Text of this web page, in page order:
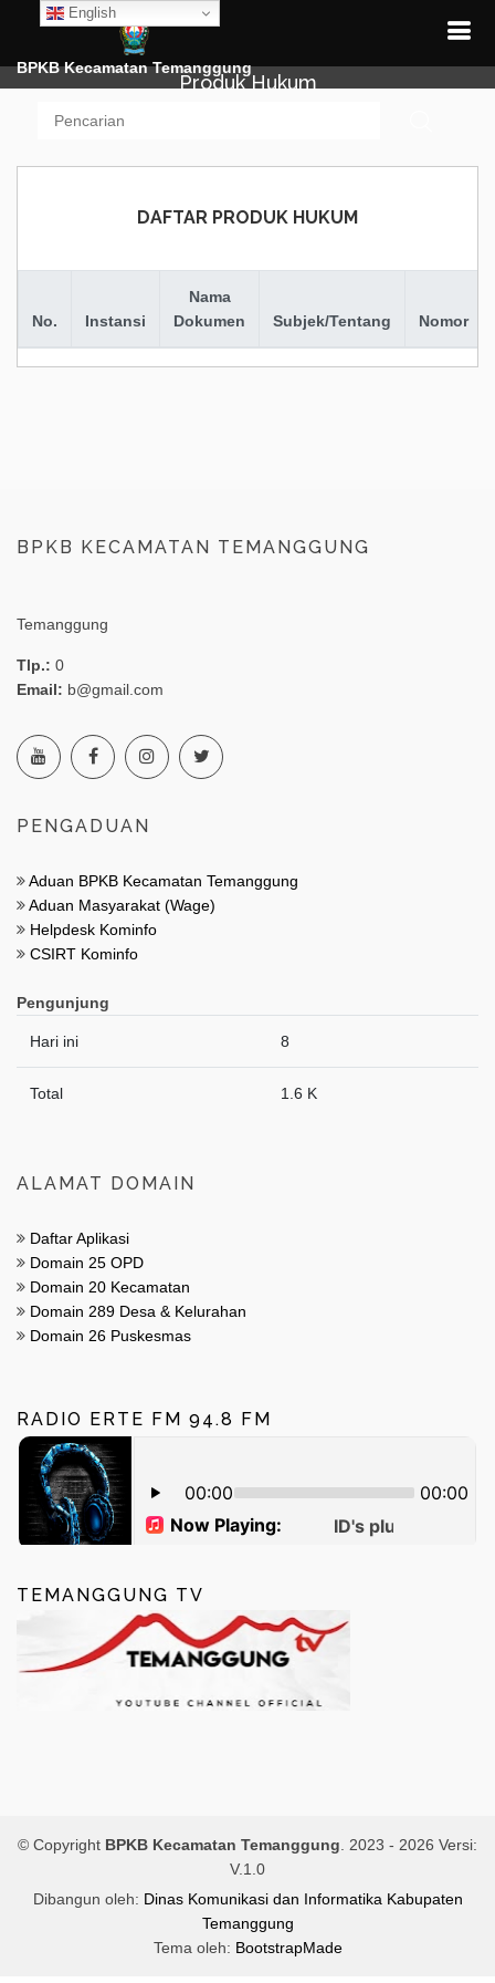
English
BPKB Kecamatan Temanggung
Produk Hukum
DAFTAR PRODUK HUKUM
No. Instansi
Nama
Dokumen
Subjek/Tentang Nomor
BPKB KECAMATAN TEMANGGUNG
Temanggung
Tlp.: 0
Email: b@gmail.com
PENGADUAN
Aduan BPKB Kecamatan Temanggung
Aduan Masyarakat (Wage)
Helpdesk Kominfo
CSIRT Kominfo
Pengunjung
Hari ini 8
Total 1.6 K
ALAMAT DOMAIN
Daftar Aplikasi
Domain 25 OPD
Domain 20 Kecamatan
Domain 289 Desa & Kelurahan
Domain 26 Puskesmas
RADIO ERTE FM 94.8 FM
TEMANGGUNG TV
© Copyright BPKB Kecamatan Temanggung . 2023 - 2026 Versi:
V.1.0
Dibangun oleh: Dinas Komunikasi dan Informatika Kabupaten
Temanggung
Tema oleh: BootstrapMade